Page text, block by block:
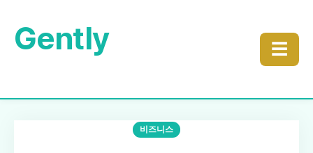
Gently ☰
비즈니스